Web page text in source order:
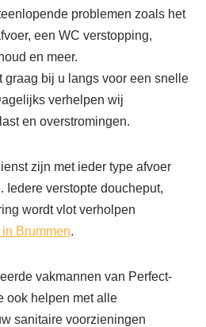
problemen zoals het
een WC verstopping,
en meer.
graag bij u langs voor een snelle
verhelpen wij
en overstromingen.
zijn met ieder type afvoer
Iedere verstopte doucheput,
wordt vlot verholpen
Brummen.
vakmannen van Perfect-
ook helpen met alle
sanitaire voorzieningen